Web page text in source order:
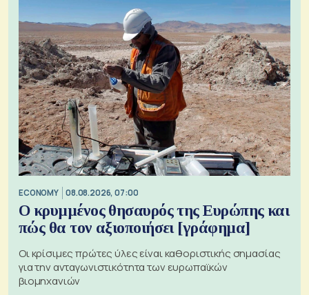
ECONOMY 08.08.2026, 07:00
Ο κρυμμένος θησαυρός της Ευρώπης και
πώς θα τον αξιοποιήσει [γράφημα]
Οι κρίσιμες πρώτες ύλες είναι καθοριστικής σημασίας
για την ανταγωνιστικότητα των ευρωπαϊκών
βιομηχανιών